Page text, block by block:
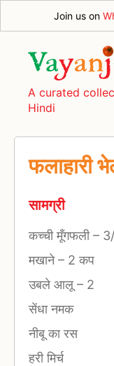
Join us on
A curated
Hindi
फलाहारी
सामग्री
कच्ची मूँगफली–
मखाने– 2 कप
उबले आलू – 2
सेंधा नमक
नीबू का रस
हरी मिर्च